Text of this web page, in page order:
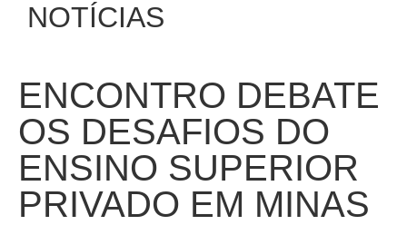
NOTÍCIAS
ENCONTRO DEBATE
OS DESAFIOS DO
ENSINO SUPERIOR
PRIVADO EM MINAS